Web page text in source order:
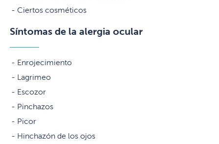
Ciertos cosméticos
Síntomas de la alergia ocular
Enrojecimiento
Lagrimeo
Escozor
Pinchazos
Picor
Hinchazón de los ojos